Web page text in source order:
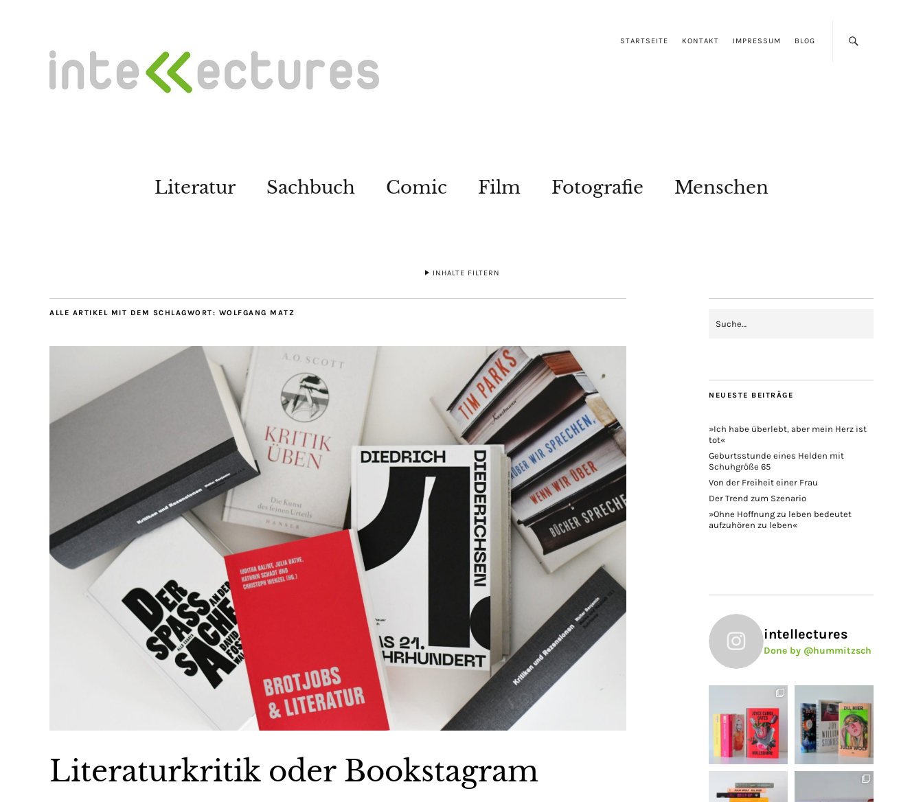
STARTSEITE KONTAKT IMPRESSUM BLOG
Literatur Sachbuch Comic Film Fotografie Menschen
INHALTE FILTERN
ALLE ARTIKEL MIT DEM SCHLAGWORT: WOLFGANG MATZ
Literaturkritik oder Bookstagram
NEUESTE BEITRÄGE
»Ich habe überlebt, aber mein Herz ist
tot«
Geburtsstunde eines Helden mit
Schuhgröße 65
Von der Freiheit einer Frau
Der Trend zum Szenario
»Ohne Hoffnung zu leben bedeutet
aufzuhören zu leben«
intellectures
Done by @hummitzsch